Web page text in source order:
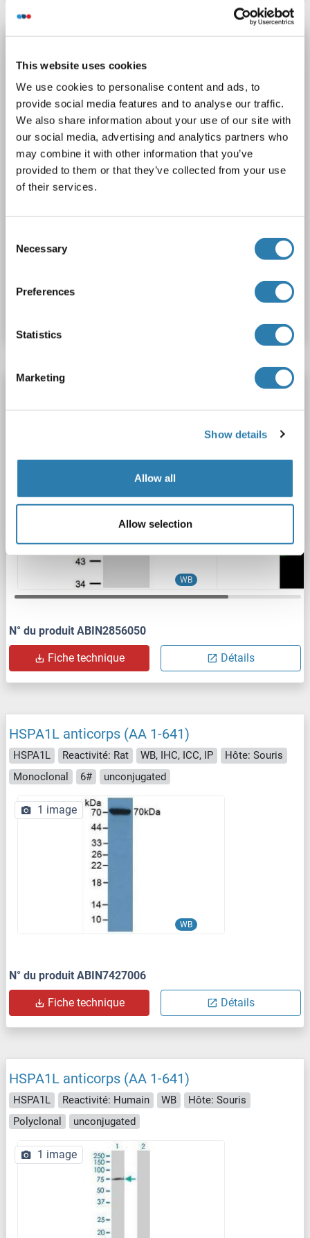
This website uses cookies
We use cookies to personalise content and ads, to
provide social media features and to analyse our traffic.
We also share information about your use of our site with
our social media, advertising and analytics partners who
may combine it with other information that you’ve
provided to them or that they’ve collected from your use
of their services.
Selection
Necessary
Preferences
Statistics
Marketing
Show details
Allow all
Allow selection
HSPA1L Reactivité: Humain
Hôte: Souris
Monoclonal unconjugated
2 images
N° du produit ABIN7189241
HSPA1L anticorps (Center)
HSPA1L Reactivité: Humain WB, ICC, IF
Hôte: Lapin
WB
N° du produit ABIN2856050
Fiche technique Détails
HSPA1L anticorps (AA 1-641)
HSPA1L Reactivité: Rat WB, IHC, ICC, IP
Hôte: Souris
Monoclonal
6# unconjugated
WB
1 image
N° du produit ABIN7427006
Fiche technique Détails
HSPA1L anticorps (AA 1-641)
HSPA1L Reactivité: Humain WB
Hôte: Souris
Polyclonal
unconjugated
1 image